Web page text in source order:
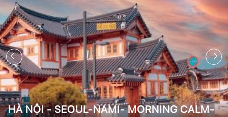
HÀ NỘI - SEOUL-NAMI- MORNING CALM-